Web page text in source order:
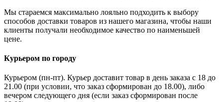
Мы стараемся максимально лояльно подходить к выбору
способов доставки товаров из нашего магазина, чтобы наши
клиенты получали необходимое качество по наименьшей
цене.
Курьером по городу
Курьером (пн-пт). Курьер доставит товар в день заказа с 18 до
21.00 (при условии, что заказ сформирован до 18.00), либо
вечером следующего дня (если заказ сформирован после